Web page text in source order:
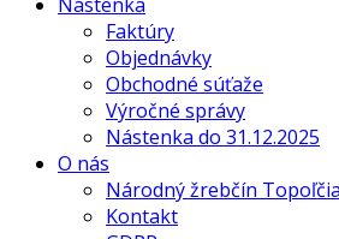
Faktúry
Objednávky
Obchodné súťaže
Výročné správy
Nástenka do 31.12.2025
O nás
Národný žrebčín
Kontakt